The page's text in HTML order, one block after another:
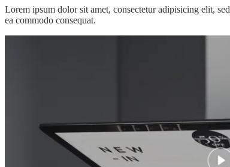
Lorem ipsum dolor sit amet, consectetur adipisicing elit,
ea commodo consequat.